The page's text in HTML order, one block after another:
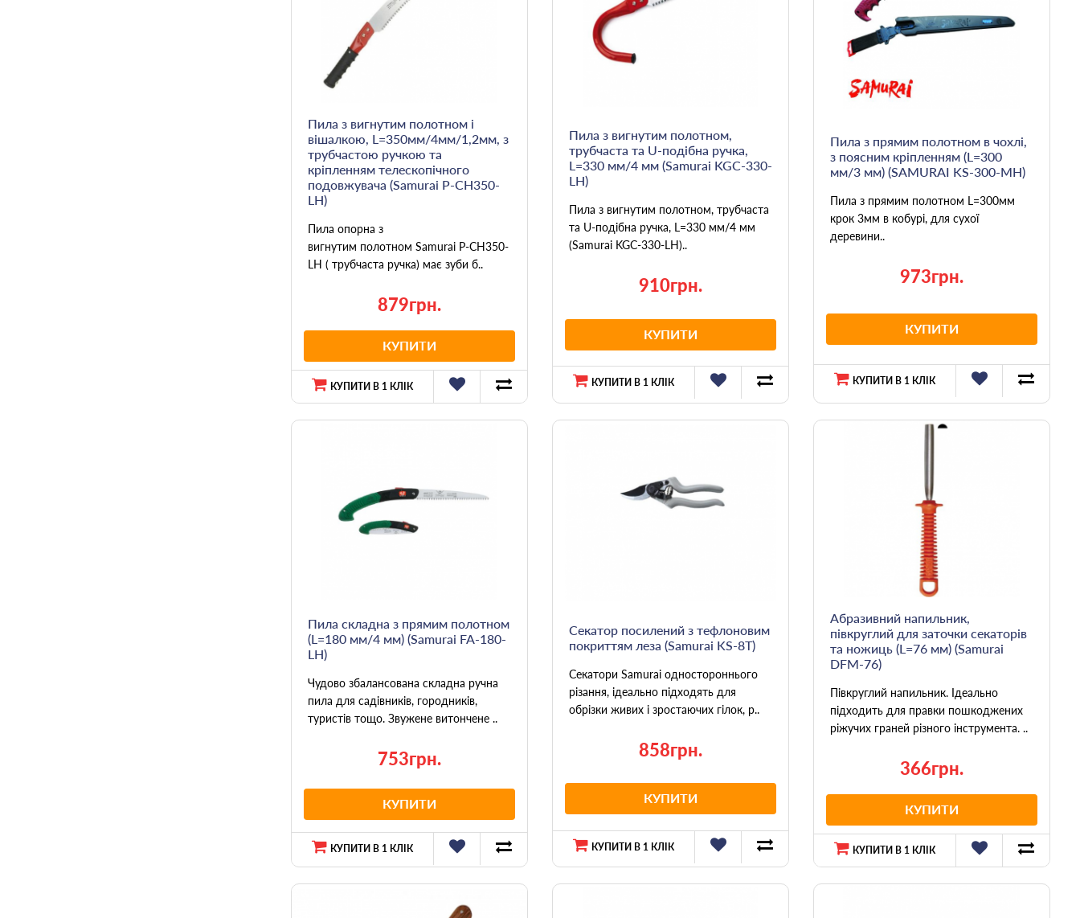
Пила з вигнутим полотном і
вішалкою, L=350мм/4мм/1,2мм, з
трубчастою ручкою та
кріпленням телескопічного
подовжувача (Samurai P-CH350-
LH)
Пила опорна з
вигнутим полотном Samurai P-CH350-
LH ( трубчаста ручка) має зуби б..
879грн.
КУПИТИ
КУПИТИ В 1 КЛІК
Пила з вигнутим полотном,
трубчаста та U-подібна ручка,
L=330 мм/4 мм (Samurai KGC-330-
LH)
Пила з вигнутим полотном, трубчаста
та U-подібна ручка, L=330 мм/4 мм
(Samurai KGC-330-LH)..
910грн.
КУПИТИ
КУПИТИ В 1 КЛІК
Пила з прямим полотном в чохлі,
з поясним кріпленням (L=300
мм/3 мм) (SAMURAI KS-300-MH)
Пила з прямим полотном L=300мм
крок 3мм в кобурі, для сухої
деревини..
973грн.
КУПИТИ
КУПИТИ В 1 КЛІК
Пила складна з прямим полотном
(L=180 мм/4 мм) (Samurai FA-180-
LH)
Чудово збалансована складна ручна
пила для садівників, городників,
туристів тощо. Звужене витончене ..
753грн.
КУПИТИ
КУПИТИ В 1 КЛІК
Секатор посилений з тефлоновим
покриттям леза (Samurai KS-8T)
Секатори Samurai одностороннього
різання, ідеально підходять для
обрізки живих і зростаючих гілок, р..
858грн.
КУПИТИ
КУПИТИ В 1 КЛІК
Абразивний напильник,
півкруглий для заточки секаторів
та ножиць (L=76 мм) (Samurai
DFM-76)
Півкруглий напильник. Ідеально
підходить для правки пошкоджених
ріжучих граней різного інструмента. ..
366грн.
КУПИТИ
КУПИТИ В 1 КЛІК